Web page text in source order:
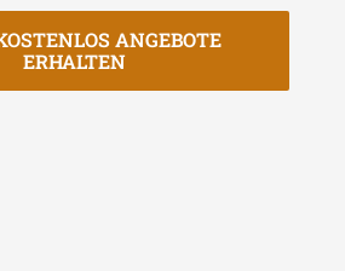
ANGEBOTE
ERHALTEN